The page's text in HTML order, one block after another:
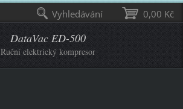
DataVac ED-500
Ruční elektrický kompresor
0,00 Kč
Vyhledávání